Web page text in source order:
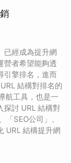
已經成為提升網
營者希望能夠透
引擎排名，進而
結構對排名的
航工具，也是一
探討 URL 結構對
SEO公司」、
URL 結構提升網